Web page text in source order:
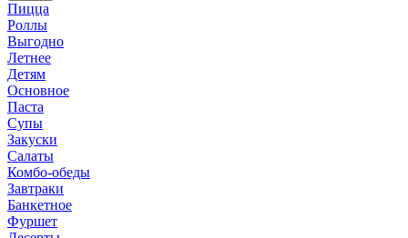
Пицца
Роллы
Выгодно
Летнее
Детям
Основное
Паста
Супы
Закуски
Салаты
Комбо-обеды
Завтраки
Банкетное
Фуршет